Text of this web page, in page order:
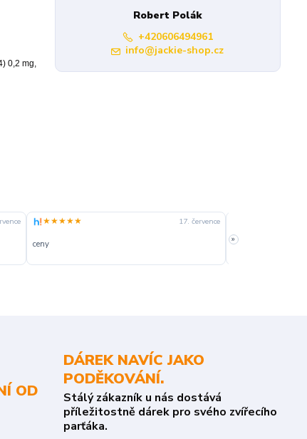
0,2 mg,
Robert Polák
+420606494961
info@jackie-shop.cz
★★★★★ 17. července
ceny
slušná rychlost
»
OD
DÁREK NAVÍC JAKO
PODĚKOVÁNÍ.
Stálý zákazník u nás dostává
příležitostně dárek pro svého zvířecího
parťáka.